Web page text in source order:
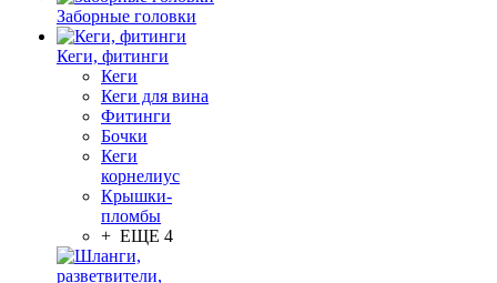
Заборные головки
Кеги, фитинги
Кеги
Кеги для вина
Фитинги
Бочки
Кеги
корнелиус
Крышки-
пломбы
+ ЕЩЕ 4